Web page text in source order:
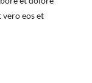
vero eos et